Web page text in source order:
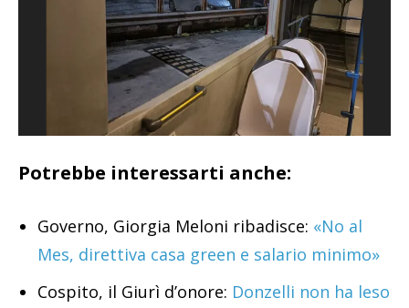
Potrebbe interessarti anche:
Governo, Giorgia Meloni ribadisce: «No al
Mes, direttiva casa green e salario minimo»
Cospito, il Giurì d’onore: Donzelli non ha leso